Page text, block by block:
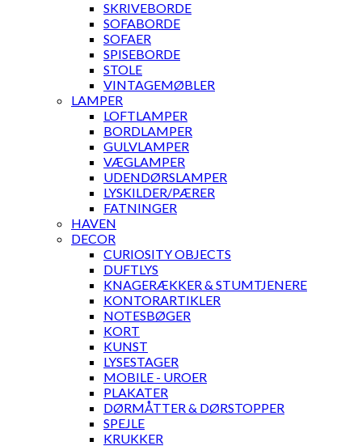
SKRIVEBORDE
SOFABORDE
SOFAER
SPISEBORDE
STOLE
VINTAGEMØBLER
LAMPER
LOFTLAMPER
BORDLAMPER
GULVLAMPER
VÆGLAMPER
UDENDØRSLAMPER
LYSKILDER/PÆRER
FATNINGER
HAVEN
DECOR
CURIOSITY OBJECTS
DUFTLYS
KNAGERÆKKER & STUMTJENERE
KONTORARTIKLER
NOTESBØGER
KORT
KUNST
LYSESTAGER
MOBILE - UROER
PLAKATER
DØRMÅTTER & DØRSTOPPER
SPEJLE
KRUKKER